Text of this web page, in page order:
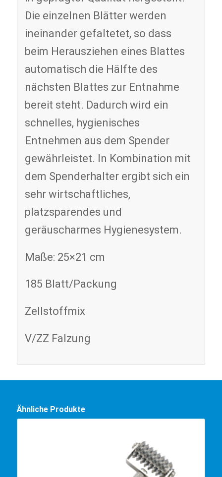
Die einzelnen Blätter werden
ineinander gefaltetet, so dass
beim Herausziehen eines Blattes
automatisch die Hälfte des
nächsten Blattes zur Entnahme
bereit steht. Dadurch wird ein
schnelles, hygienisches
Entnehmen aus dem Spender
gewährleistet. In Kombination mit
dem Spenderhalter ergibt sich ein
sehr wirtschaftliches,
platzsparendes und
geräuscharmes Hygienesystem.
Maße: 25×21 cm
185 Blatt/Packung
Zellstoffmix
V/ZZ Falzung
Ähnliche Produkte